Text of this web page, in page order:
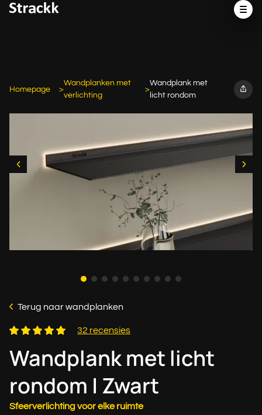
Homepage
Wandplanken met
verlichting
Wandplank met
licht rondom
Terug naar wandplanken
32 recensies
Wandplank met licht
rondom | Zwart
Sfeerverlichting voor elke ruimte